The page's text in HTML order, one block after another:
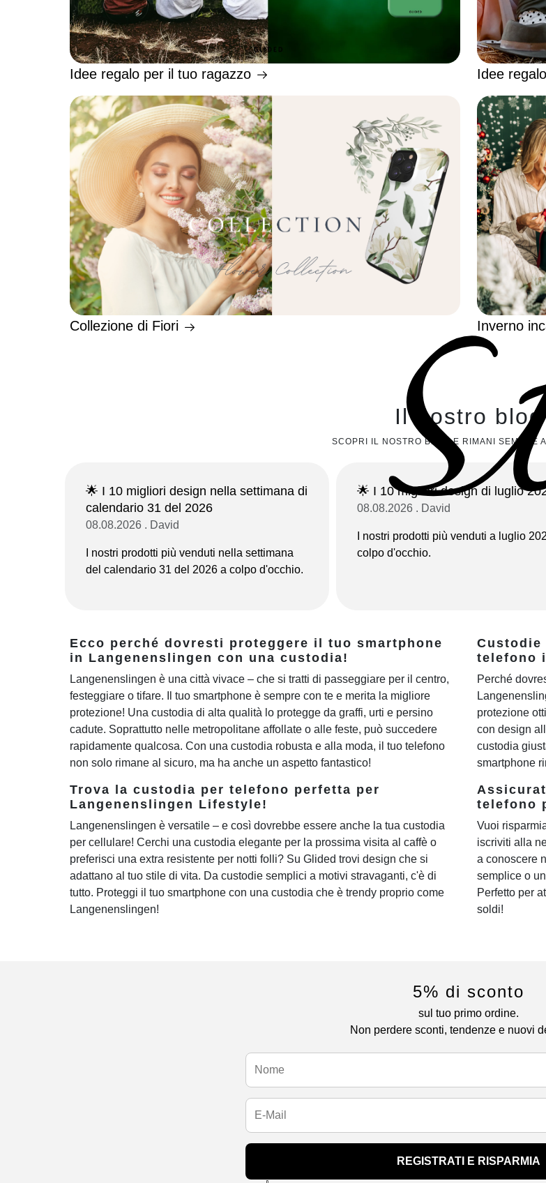
Idee regalo per il tuo ragazzo Idee
Collezione di Fiori Inverno
Il nostro blog
SCOPRI IL NOSTRO BLOG E RIMANI SEMPRE
🌟 I 10 migliori design nella settimana di
calendario 31 del 2026
08.08.2026 . David
I nostri prodotti più venduti nella settimana
del calendario 31 del 2026 a colpo d'occhio.
🌟 I 10 migliori design di luglio
08.08.2026 . David
I nostri prodotti più venduti a luglio
colpo d'occhio.
Ecco perché dovresti proteggere il tuo smartphone
in Langenenslingen con una custodia!
Langenenslingen è una città vivace – che si tratti di passeggiare per il centro,
festeggiare o tifare. Il tuo smartphone è sempre con te e merita la migliore
protezione! Una custodia di alta qualità lo protegge da graffi, urti e persino
cadute. Soprattutto nelle metropolitane affollate o alle feste, può succedere
rapidamente qualcosa. Con una custodia robusta e alla moda, il tuo telefono
non solo rimane al sicuro, ma ha anche un aspetto fantastico!
telefono
Perché
protezione
con design
custodia
smartphone
Trova la custodia per telefono perfetta per
Langenenslingen Lifestyle!
Langenenslingen è versatile – e così dovrebbe essere anche la tua custodia
per cellulare! Cerchi una custodia elegante per la prossima visita al caffè o
preferisci una extra resistente per notti folli? Su Glided trovi design che si
adattano al tuo stile di vita. Da custodie semplici a motivi stravaganti, c'è di
tutto. Proteggi il tuo smartphone con una custodia che è trendy proprio come
Langenenslingen!
telefono
Vuoi
iscriviti alla
a conoscere
semplice o
Perfetto per
soldi!
5% di sconto
sul tuo primo ordine.
Non perdere sconti, tendenze e nuovi
REGISTRATI E RISPARMIA